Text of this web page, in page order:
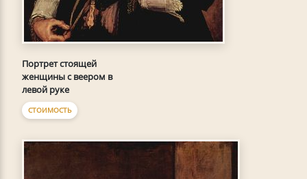
Портрет стоящей
женщины с веером в
левой руке
СТОИМОСТЬ